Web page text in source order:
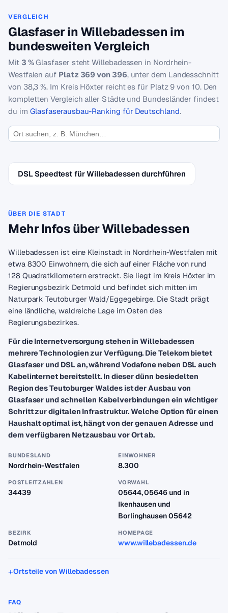
VERGLEICH
Glasfaser in Willebadessen im
bundesweiten Vergleich
Mit 3 %Glasfaser steht Willebadessen in Nordrhein-
Westfalen auf Platz 369 von 396, unter dem Landesschnitt
von 38,3 %. Im Kreis Höxter reicht es für Platz 9 von 10. Den
kompletten Vergleich aller Städte und Bundesländer findest
du im Glasfaserausbau-Ranking für Deutschland.
DSL Speedtest für Willebadessen durchführen
ÜBER DIE STADT
Mehr Infos über Willebadessen
Willebadessen ist eine Kleinstadt in Nordrhein-Westfalen mit
etwa 8300 Einwohnern, die sich auf einer Fläche von rund
128 Quadratkilometern erstreckt. Sie liegt im Kreis Höxter im
Regierungsbezirk Detmold und befindet sich mitten im
Naturpark Teutoburger Wald/Eggegebirge. Die Stadt prägt
eine ländliche, waldreiche Lage im Osten des
Regierungsbezirkes.
Für die Internetversorgung stehen in Willebadessen
mehrere Technologien zur Verfügung. Die Telekom bietet
Glasfaser und DSL an, während Vodafone neben DSL auch
Kabelinternet bereitstellt. In dieser dünn besiedelten
Region des Teutoburger Waldes ist der Ausbau von
Glasfaser und schnellen Kabelverbindungen ein wichtiger
Schritt zur digitalen Infrastruktur. Welche Option für einen
Haushalt optimal ist, hängt von der genauen Adresse und
dem verfügbaren Netzausbau vor Ort ab.
BUNDESLAND
Nordrhein-Westfalen
EINWOHNER
8.300
POSTLEITZAHLEN
34439
VORWAHL
05644, 05646 und in
Ikenhausen und
Borlinghausen 05642
BEZIRK
Detmold
HOMEPAGE
www.willebadessen.de
Ortsteile von Willebadessen
FAQ